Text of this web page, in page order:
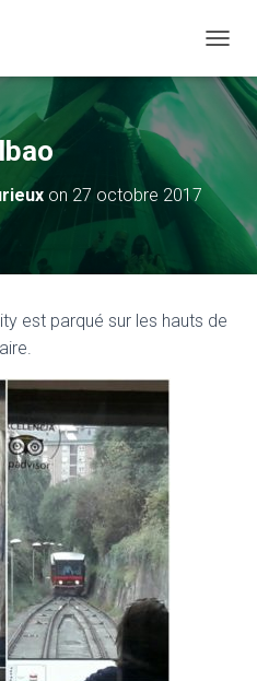
on 27 octobre 2017
est parqué sur les hauts de